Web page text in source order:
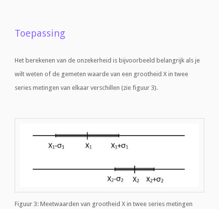
Toepassing
Het berekenen van de onzekerheid is bijvoorbeeld belangrijk als je
wilt weten of de gemeten waarde van een grootheid X in twee
series metingen van elkaar verschillen (zie figuur 3).
Figuur 3: Meetwaarden van grootheid X in twee series metingen